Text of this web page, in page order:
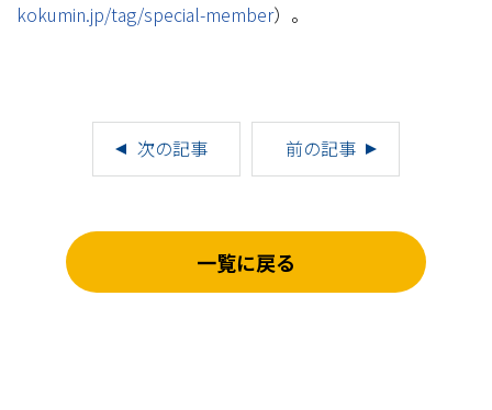
kokumin.jp/tag/special-member）。
次の記事 前の記事
一覧に戻る